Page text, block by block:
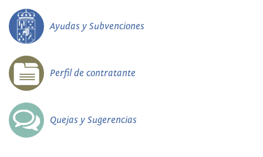
Ayudas y Subvenciones
Perfil de contratante
Quejas y Sugerencias